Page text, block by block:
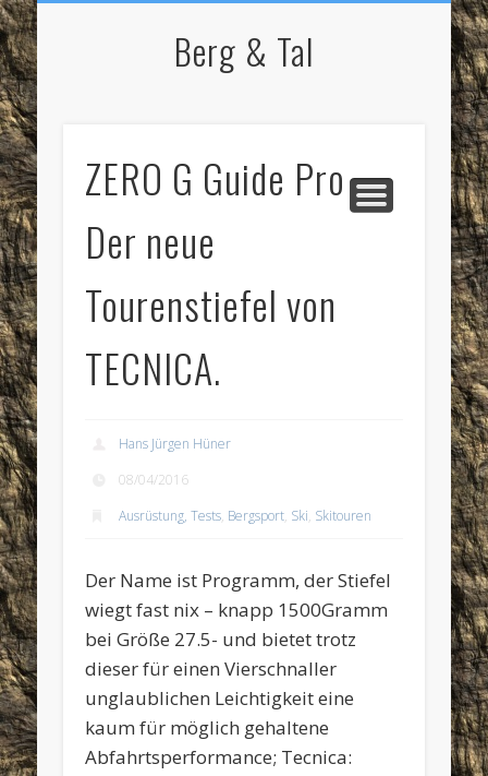
Berg & Tal
ZERO G Guide Pro –
Der neue
Tourenstiefel von
TECNICA.
Hans Jürgen Hüner
08/04/2016
Ausrüstung, Tests, Bergsport, Ski, Skitouren
Der Name ist Programm, der Stiefel
wiegt fast nix – knapp 1500Gramm
bei Größe 27.5- und bietet trotz
dieser für einen Vierschnaller
unglaublichen Leichtigkeit eine
kaum für möglich gehaltene
Abfahrtsperformance; Tecnica: